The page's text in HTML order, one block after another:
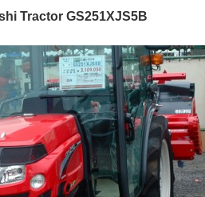
Tractor GS251XJS5B